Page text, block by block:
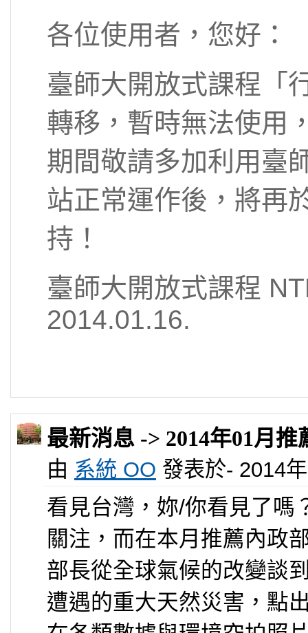
各位使用者，您好：
臺師大開放式課程「
轉移，暫時無法使用
期間敬請多加利用臺
站正常運作後，將再
持！
臺師大開放式課程
2014.01.16.
最新消息 -> 2014年01月
由 系統 OO 發表於- 2014
看見台灣，妳/你看見了嗎
關注，而在本月推薦內政
部長從全球氣候的改變談
遭遇的重大天然災害，點